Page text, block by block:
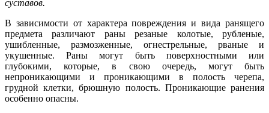
суставов.
В зависимости от характера повреждения и вида ранящего
предмета различают раны резаные колотые, рубленые,
ушибленные, размозженные, огнестрельные, рваные и
укушенные. Раны могут быть поверхностными или
глубокими, которые, в свою очередь, могут быть
непроникающими и проникающими в полость черепа,
грудной клетки, брюшную полость. Проникающие ранения
особенно опасны.